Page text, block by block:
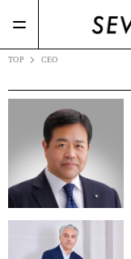
#メガネスーパー(2)
TOP CEO